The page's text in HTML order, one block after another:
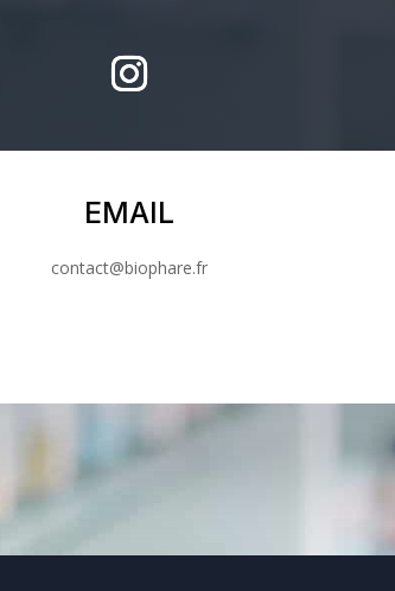
EMAIL
contact@biophare.fr